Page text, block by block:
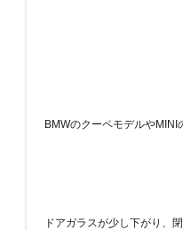
BMWのクーペモデルや
ドアガラスが少し下がり、